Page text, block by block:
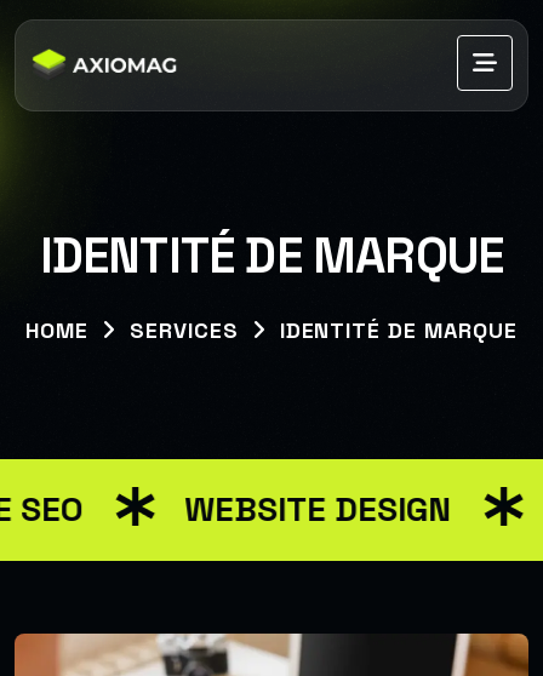
IDENTITÉ DE MARQUE
HOME SERVICES IDENTITÉ DE MARQUE
WEBSITE DESIGN